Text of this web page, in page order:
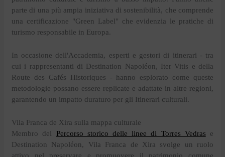
parte di una più ampia iniziativa di sostenibilità, che comprende
una certificazione "Green Label" che evidenzia le pratiche di
turismo responsabile in Europa.
In occasione dell'Accademia, esperti e gestori di itinerari - tra
cui i rappresentanti di Destination Napoléon, Iter Vitis e della
Route des Cafés Historiques - hanno esplorato come queste
metodologie possano essere replicate e adattate in altre regioni,
garantendo un impatto duraturo per gli Itinerari culturali.
Vila Franca de Xira sulla mappa culturale
Membro del Percorso storico delle linee di Torres Vedras e
Destination Napoléon, Vila Franca de Xira svolge un ruolo